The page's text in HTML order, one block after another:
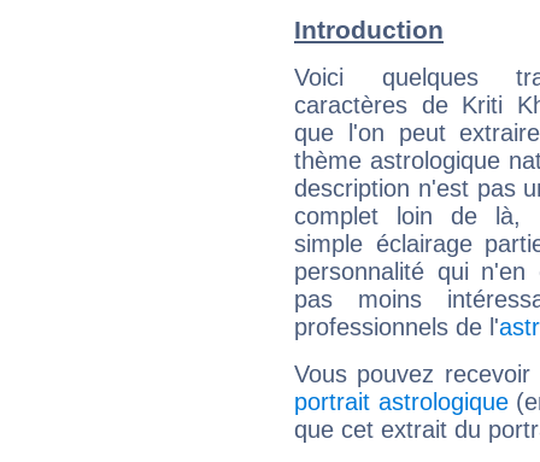
Introduction
Voici quelques
caractères de Kriti
que l'on peut
thème astrologique
description n'est pas
complet loin de là,
simple éclairage
personnalité qui n'en
pas moins
professionnels de l'
Vous pouvez
portrait astrologique
que cet extrait du